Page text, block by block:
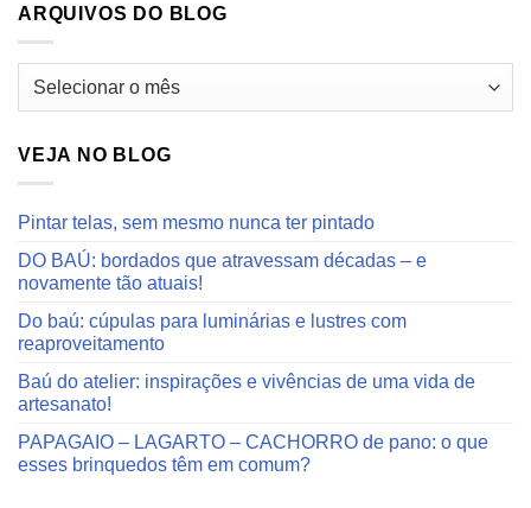
ARQUIVOS DO BLOG
Arquivos
VEJA NO BLOG
Pintar telas, sem mesmo nunca ter pintado
DO BAÚ: bordados que atravessam décadas – e
novamente tão atuais!
Do baú: cúpulas para luminárias e lustres com
reaproveitamento
Baú do atelier: inspirações e vivências de uma vida de
artesanato!
PAPAGAIO – LAGARTO – CACHORRO de pano: o que
esses brinquedos têm em comum?